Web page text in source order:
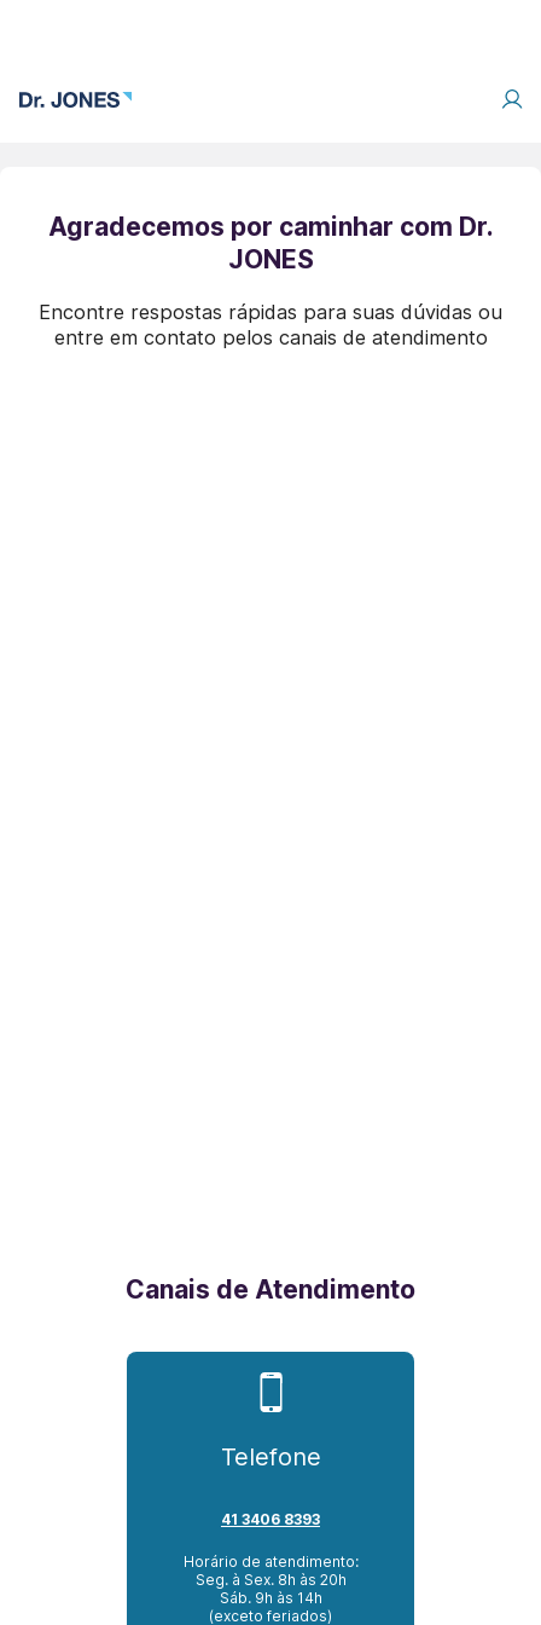
Agradecemos por caminhar com Dr.
JONES
Encontre respostas rápidas para suas dúvidas ou
entre em contato pelos canais de atendimento
Canais de Atendimento
Telefone
41 3406 8393
Horário de atendimento:
Seg. à Sex. 8h às 20h
Sáb. 9h às 14h
(exceto feriados)